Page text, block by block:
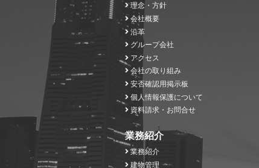
理念・方針
会社概要
沿革
グループ会社
アクセス
会社の取り組み
安否確認用掲示板
個人情報保護について
資料請求・お問合せ
業務紹介
業務紹介
建物管理